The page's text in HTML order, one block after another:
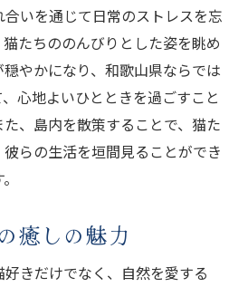
いを通じて日常のストレスを忘
たちののんびりとした姿を眺め
やかになり、和歌山県ならでは
心地よいひとときを過ごすこと
、島内を散策することで、猫た
らの生活を垣間見ることができ
癒しの魅力
きだけでなく、自然を愛する